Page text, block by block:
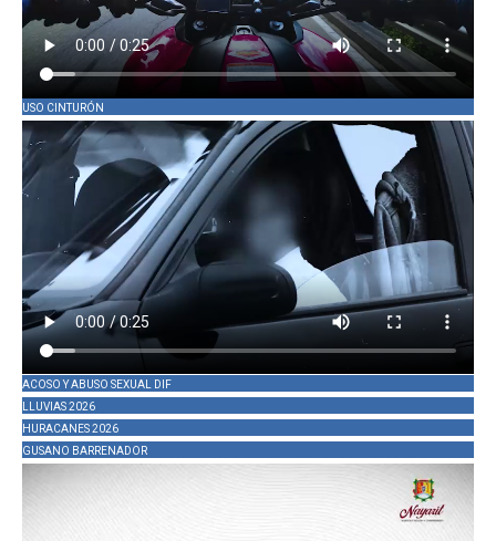
USO CINTURÓN
ACOSO Y ABUSO SEXUAL DIF
LLUVIAS 2026
HURACANES 2026
GUSANO BARRENADOR